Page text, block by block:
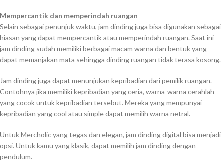
Mempercantik dan memperindah ruangan
Selain sebagai penunjuk waktu, jam dinding juga bisa digunakan sebagai
hiasan yang dapat mempercantik atau memperindah ruangan. Saat ini
jam dinding sudah memiliki berbagai macam warna dan bentuk yang
dapat memanjakan mata sehingga dinding ruangan tidak terasa kosong.
Jam dinding juga dapat menunjukan kepribadian dari pemilik ruangan.
Contohnya jika memiliki kepribadian yang ceria, warna-warna cerahlah
yang cocok untuk kepribadian tersebut. Mereka yang mempunyai
kepribadian yang cool atau simple dapat memilih warna netral.
Untuk Mercholic yang tegas dan elegan, jam dinding digital bisa menjadi
opsi. Untuk kamu yang klasik, dapat memilih jam dinding dengan
pendulum.